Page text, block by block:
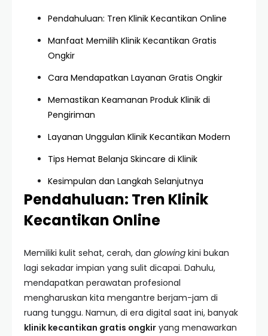
Pendahuluan: Tren Klinik Kecantikan Online
Manfaat Memilih Klinik Kecantikan Gratis
Ongkir
Cara Mendapatkan Layanan Gratis Ongkir
Memastikan Keamanan Produk Klinik di
Pengiriman
Layanan Unggulan Klinik Kecantikan Modern
Tips Hemat Belanja Skincare di Klinik
Kesimpulan dan Langkah Selanjutnya
Pendahuluan: Tren Klinik
Kecantikan Online
Memiliki kulit sehat, cerah, dan glowing kini bukan
lagi sekadar impian yang sulit dicapai. Dahulu,
mendapatkan perawatan profesional
mengharuskan kita mengantre berjam-jam di
ruang tunggu. Namun, di era digital saat ini, banyak
klinik kecantikan gratis ongkir yang menawarkan